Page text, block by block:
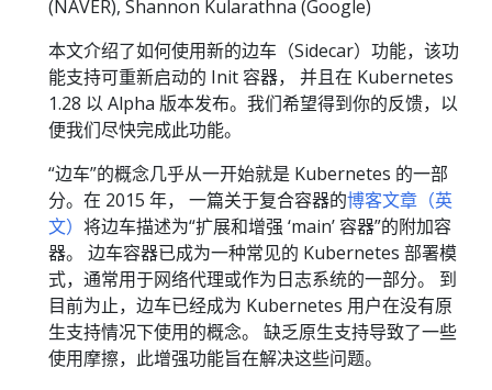
(NAVER), Shannon Kularathna (Google)
本文介绍了如何使用新的边车（Sidecar）功能，该功
能支持可重新启动的 Init 容器， 并且在 Kubernetes
1.28 以 Alpha 版本发布。我们希望得到你的反馈，以
便我们尽快完成此功能。
“边车”的概念几乎从一开始就是 Kubernetes 的一部
分。在 2015 年， 一篇关于复合容器的博客文章（英
文） 将边车描述为“扩展和增强 ‘main’ 容器”的附加容
器。 边车容器已成为一种常见的 Kubernetes 部署模
式，通常用于网络代理或作为日志系统的一部分。 到
目前为止，边车已经成为 Kubernetes 用户在没有原
生支持情况下使用的概念。 缺乏原生支持导致了一些
使用摩擦，此增强功能旨在解决这些问题。